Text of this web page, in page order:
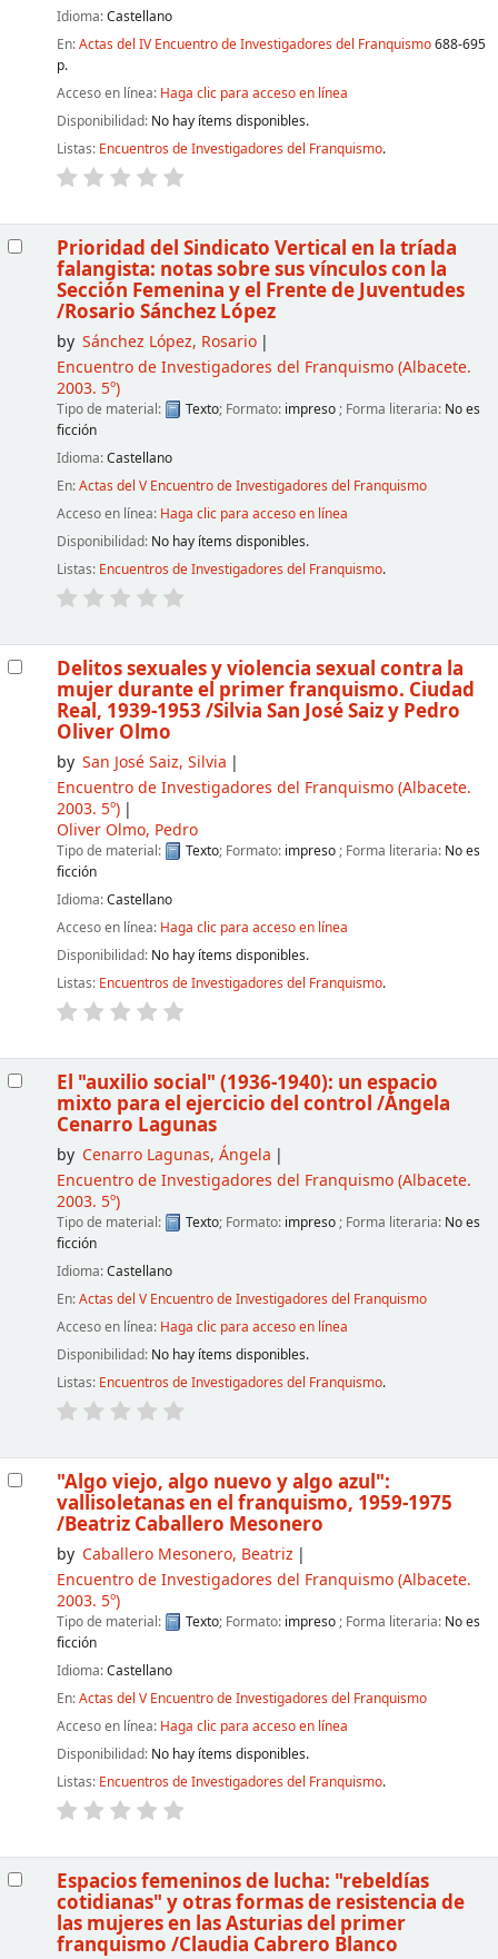
Idioma:Castellano
En:Actas del IV Encuentro de Investigadores del Franquismo688-695
p.
Acceso en línea: Haga clic para acceso en línea
Disponibilidad: No hay ítems disponibles.
Listas: Encuentros de Investigadores del Franquismo.
Prioridad del Sindicato Vertical en la tríada
falangista: notas sobre sus vínculos con la
Sección Femenina y el Frente de Juventudes
/Rosario Sánchez López
by Sánchez López, Rosario
Encuentro de Investigadores del Franquismo(Albacete.
2003. 5º)
Tipo de material: Texto; Formato: impreso ; Forma literaria: No es
ficción
Idioma:Castellano
En:Actas del V Encuentro de Investigadores del Franquismo
Acceso en línea: Haga clic para acceso en línea
Disponibilidad: No hay ítems disponibles.
Listas: Encuentros de Investigadores del Franquismo.
Delitos sexuales y violencia sexual contra la
mujer durante el primer franquismo. Ciudad
Real, 1939-1953 /Silvia San José Saiz y Pedro
Oliver Olmo
by San José Saiz, Silvia
Encuentro de Investigadores del Franquismo(Albacete.
2003. 5º)
Oliver Olmo, Pedro
Tipo de material: Texto; Formato: impreso ; Forma literaria: No es
ficción
Idioma:Castellano
Acceso en línea: Haga clic para acceso en línea
Disponibilidad: No hay ítems disponibles.
Listas: Encuentros de Investigadores del Franquismo.
El "auxilio social" (1936-1940): un espacio
mixto para el ejercicio del control /Ángela
Cenarro Lagunas
by Cenarro Lagunas, Ángela
Encuentro de Investigadores del Franquismo(Albacete.
2003. 5º)
Tipo de material: Texto; Formato: impreso ; Forma literaria: No es
ficción
Idioma:Castellano
En:Actas del V Encuentro de Investigadores del Franquismo
Acceso en línea: Haga clic para acceso en línea
Disponibilidad: No hay ítems disponibles.
Listas: Encuentros de Investigadores del Franquismo.
"Algo viejo, algo nuevo y algo azul":
vallisoletanas en el franquismo, 1959-1975
/Beatriz Caballero Mesonero
by Caballero Mesonero, Beatriz
Encuentro de Investigadores del Franquismo(Albacete.
2003. 5º)
Tipo de material: Texto; Formato: impreso ; Forma literaria: No es
ficción
Idioma:Castellano
En:Actas del V Encuentro de Investigadores del Franquismo
Acceso en línea: Haga clic para acceso en línea
Disponibilidad: No hay ítems disponibles.
Listas: Encuentros de Investigadores del Franquismo.
Espacios femeninos de lucha: "rebeldías
cotidianas" y otras formas de resistencia de
las mujeres en las Asturias del primer
franquismo /Claudia Cabrero Blanco